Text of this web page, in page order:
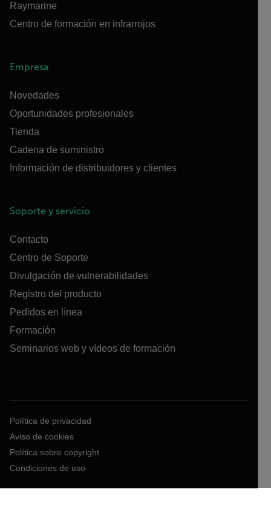
Raymarine
Centro de formación en infrarrojos
Empresa
Novedades
Oportunidades profesionales
Tienda
Cadena de suministro
Información de distribuidores y clientes
Soporte y servicio
Contacto
Centro de Soporte
Divulgación de vulnerabilidades
Registro del producto
Pedidos en línea
Formación
Seminarios web y vídeos de formación
Política de privacidad
Aviso de cookies
Política sobre copyright
Condiciones de uso